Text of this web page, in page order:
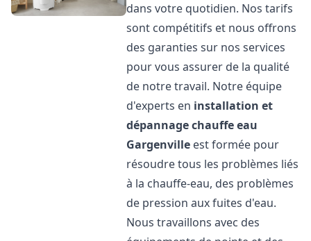
dans votre quotidien. Nos tarifs
sont compétitifs et nous offrons
des garanties sur nos services
pour vous assurer de la qualité
de notre travail. Notre équipe
d'experts en installation et
dépannage chauffe eau
Gargenville est formée pour
résoudre tous les problèmes liés
à la chauffe-eau, des problèmes
de pression aux fuites d'eau.
Nous travaillons avec des